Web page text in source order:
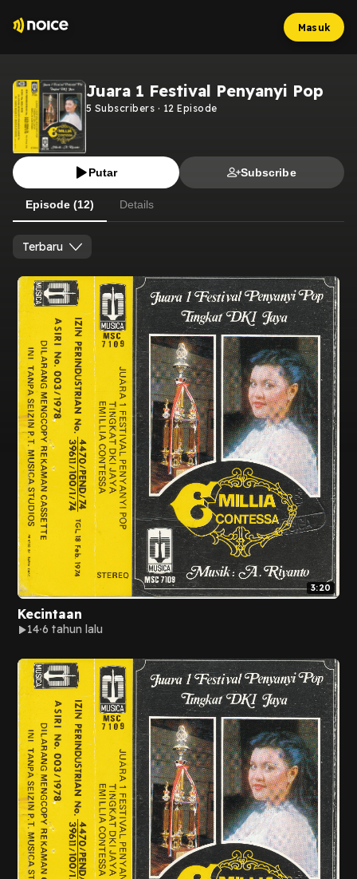
Masuk
Juara 1 Festival Penyanyi Pop
5 Subscribers · 12 Episode
Putar Subscribe
Episode (12) Details
Terbaru
3:20
Kecintaan
14 6 tahun lalu